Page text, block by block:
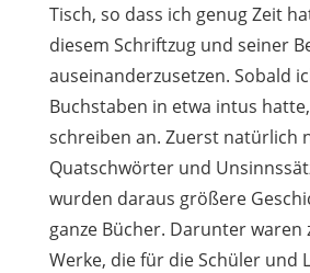
Tisch, so dass ich genug Zeit
diesem Schriftzug und seiner
auseinanderzusetzen. Sobald
Buchstaben in etwa intus
schreiben an. Zuerst natürlich
Quatschwörter und
wurden daraus größere
ganze Bücher. Darunter waren
Werke, die für die Schüler und